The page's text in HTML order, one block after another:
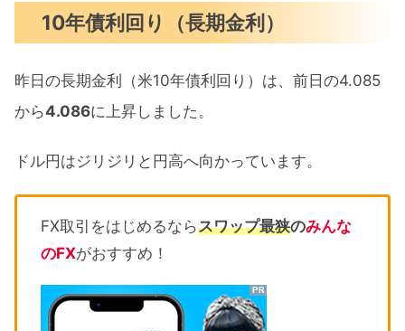
10年債利回り（長期金利）
昨日の長期金利（米10年債利回り）は、前日の4.085
から4.086に上昇しました。
ドル円はジリジリと円高へ向かっています。
FX取引をはじめるならスワップ最狭のみんな
のFXがおすすめ！